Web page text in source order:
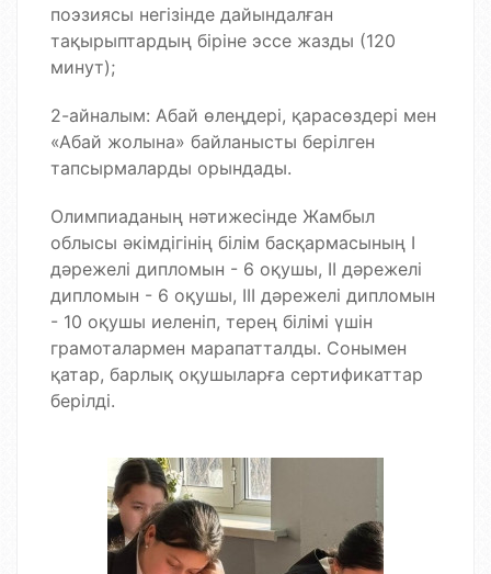
поэзиясы негізінде дайындалған
тақырыптардың біріне эссе жазды (120
минут);
2-айналым: Абай өлеңдері, қарасөздері мен
«Абай жолына» байланысты берілген
тапсырмаларды орындады.
Олимпиаданың нәтижесінде Жамбыл
облысы әкімдігінің білім басқармасының І
дәрежелі дипломын - 6 оқушы, ІІ дәрежелі
дипломын - 6 оқушы, ІІІ дәрежелі дипломын
- 10 оқушы иеленіп, терең білімі үшін
грамоталармен марапатталды. Сонымен
қатар, барлық оқушыларға сертификаттар
берілді.